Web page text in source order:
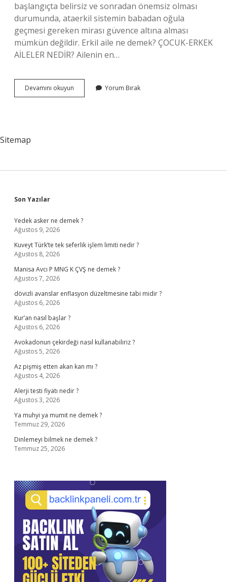
başlangıçta belirsiz ve sonradan önemsiz olması
durumunda, ataerkil sistemin babadan oğula
geçmesi gereken mirası güvence altına alması
mümkün değildir. Erkil aile ne demek? ÇOCUK-ERKEK
AİLELER NEDİR? Ailenin en…
Devamını okuyun
Insan
Yorum Bırak
Sitemap
Sidebar
Son Yazılar
Yedek asker ne demek ?
Ağustos 9, 2026
Kuveyt Türk’te tek seferlik işlem limiti nedir ?
Ağustos 8, 2026
Manisa Avcı P MNG K ÇVŞ ne demek ?
Ağustos 7, 2026
dövizli avanslar enflasyon düzeltmesine tabi midir ?
Ağustos 6, 2026
Kur’an nasıl başlar ?
Ağustos 6, 2026
Avokadonun çekirdeği nasıl kullanabiliriz ?
Ağustos 5, 2026
Az pişmiş etten akan kan mı ?
Ağustos 4, 2026
Alerji testi fiyatı nedir ?
Ağustos 3, 2026
Ya muhyi ya mumit ne demek ?
Temmuz 29, 2026
Dinlemeyi bilmek ne demek ?
Temmuz 25, 2026